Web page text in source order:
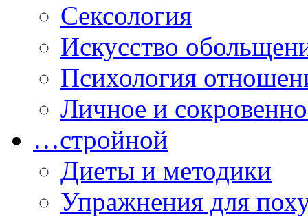
Сексология
Искусство
Психология
Личное и
…стройной
Диеты и методики
Упражнения для